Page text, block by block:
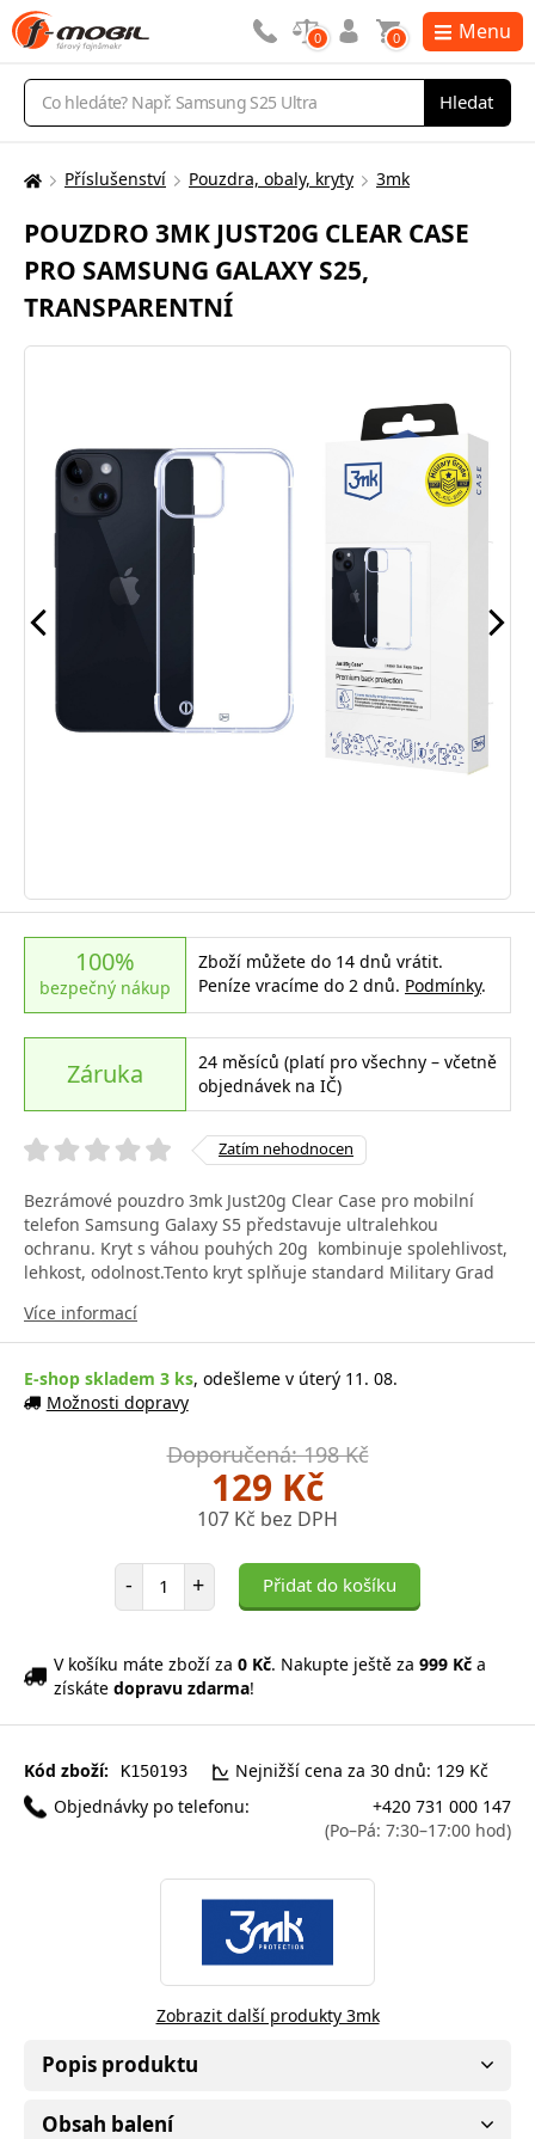
Vyhledávání
Hledat
0 0 Menu
Zde
nacházíte:
Příslušenství Pouzdra, obaly, kryty 3mk
POUZDRO 3MK JUST20G CLEAR CASE
PRO SAMSUNG GALAXY S25,
TRANSPARENTNÍ
100%
bezpečný nákup
Zboží můžete do 14 dnů vrátit.
Peníze vracíme do 2 dnů. Podmínky.
Záruka
24 měsíců (platí pro všechny – včetně
objednávek na IČ)
Zatím nehodnocen
Bezrámové pouzdro 3mk Just20g Clear Case pro mobilní
telefon Samsung Galaxy S5 představuje ultralehkou
ochranu. Kryt s váhou pouhých 20g kombinuje spolehlivost,
lehkost, odolnost.Tento kryt splňuje standard Military Grad
Více informací
E-shop skladem 3 ks, odešleme v úterý 11. 08.
Možnosti dopravy
Doporučená: 198 Kč
129 Kč
107 Kč bez DPH
- Počet položek
+ Přidat do košíku
V košíku máte zboží za 0 Kč. Nakupte ještě za 999 Kč a
získáte dopravu zdarma!
Kód zboží: K150193
Nejnižší cena za 30 dnů: 129 Kč
Objednávky po telefonu:
+420 731 000 147
(Po–Pá: 7:30–17:00 hod)
Zobrazit další produkty 3mk
Popis produktu
Obsah balení